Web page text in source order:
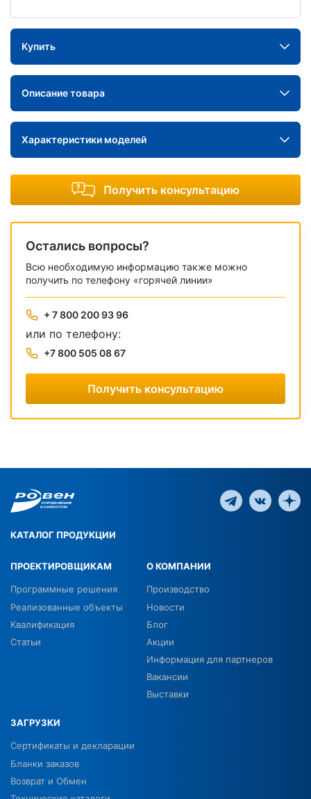
Купить
Описание товара
Характеристики моделей
Получить консультацию
Остались вопросы?
Всю необходимую информацию также можно
получить по телефону «горячей линии»
+ 7 800 200 93 96
или по телефону:
+7 800 505 08 67
Получить консультацию
КАТАЛОГ ПРОДУКЦИИ
ПРОЕКТИРОВЩИКАМ
Программные решения
Реализованные объекты
Квалификация
Статьи
О КОМПАНИИ
Производство
Новости
Блог
Акции
Информация для партнеров
Вакансии
Выставки
ЗАГРУЗКИ
Сертификаты и декларации
Бланки заказов
Возврат и Обмен